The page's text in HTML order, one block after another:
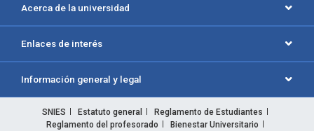
Acerca de la universidad
Enlaces de interés
Información general y legal
SNIES Estatuto general
Reglamento de Estudiantes
Reglamento del profesorado
Bienestar Universitario